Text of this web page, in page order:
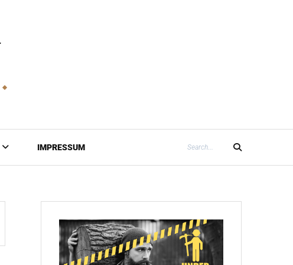
IMPRESSUM Search